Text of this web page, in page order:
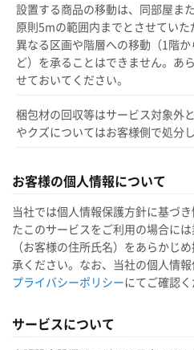
設置する商品の移動は、同部屋ま
原則5mの範囲内までとさせていた
異なる区画や階層への移動（1階
ど）を承ることはできません。あ
せておいてください。
梱包材の回収等はサービス対象外
やクズについてはお客様側で処分
お客様の個人情報について
当社では個人情報保護方針に基づ
たこのサービスをご利用の場合に
（お客様の住所氏名）をあらかじ
承ください。なお、当社の個人情
プライバシーポリシーにてご確認く
サービスについて